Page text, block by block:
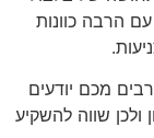
עם הרבה כוונות
מכם יודעים
ולכן שווה להשקיע